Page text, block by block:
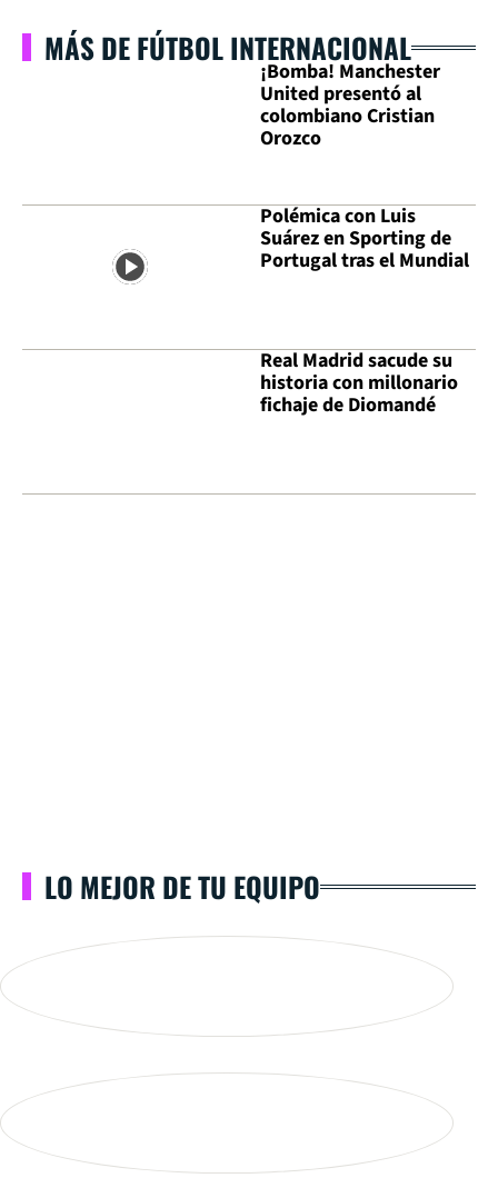
MÁS DE FÚTBOL INTERNACIONAL
¡Bomba! Manchester
United presentó al
colombiano Cristian
Orozco
Polémica con Luis
Suárez en Sporting de
Portugal tras el Mundial
Real Madrid sacude su
historia con millonario
fichaje de Diomandé
LO MEJOR DE TU EQUIPO